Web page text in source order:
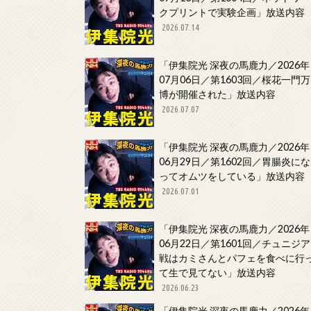
クプリントで実験企画」放送内容
2026.07.14
「伊集院光 深夜の馬鹿力／2026年
07月06日／第1603回／桜花一門万
博が開催された」放送内容
2026.07.07
「伊集院光 深夜の馬鹿力／2026年
06月29日／第1602回／胃腸炎にな
ってオムツをしている」放送内容
2026.07.01
「伊集院光 深夜の馬鹿力／2026年
06月22日／第1601回／チュニジア
戦はカミさんとパフェを食べに行
て生で見てない」放送内容
2026.06.23